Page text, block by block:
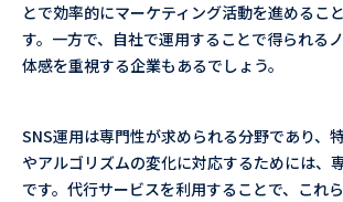
とで効率的にマーケティング活動を進めるこ
す。一方で、自社で運用することで得られる
体感を重視する企業もあるでしょう。
SNS運用は専門性が求められる分野であり、
やアルゴリズムの変化に対応するためには、
です。代行サービスを利用することで、これ